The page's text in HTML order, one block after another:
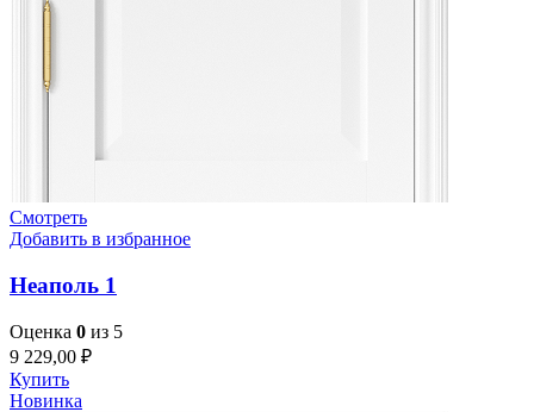
Смотреть
Добавить в избранное
Неаполь 1
Оценка 0 из 5
9 229,00 ₽
Купить
Новинка